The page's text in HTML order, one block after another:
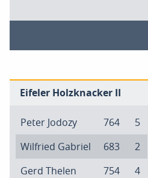
Eifeler Holzknacker II
Peter Jodozy 764
5
Wilfried Gabriel
683
2
Gerd Thelen
754
4